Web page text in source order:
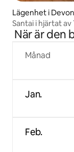
Lägenhet i Devon
Santai i hjärtat av
När är den
Månad
Jan.
Feb.